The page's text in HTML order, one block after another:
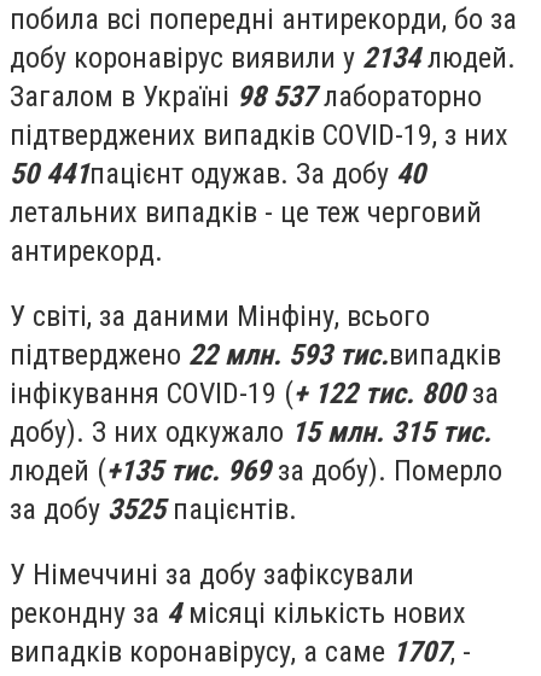
побила всі попередні антирекорди, бо за
добу коронавірус виявили у 2134людей.
Загалом в Україні 98 537лабораторно
підтверджених випадків COVID-19, з них
50 441пацієнт одужав. За добу 40
летальних випадків - це теж черговий
антирекорд.
У світі, за даними Мінфіну, всього
підтверджено 22 млн. 593 тис.випадків
інфікування COVID-19 (+ 122 тис. 800за
добу). З них одкужало 15 млн. 315 тис.
людей (+135 тис. 969за добу). Померло
за добу 3525пацієнтів.
У Німеччині за добу зафіксували
рекондну за 4місяці кількість нових
випадків коронавірусу, а саме 1707, -